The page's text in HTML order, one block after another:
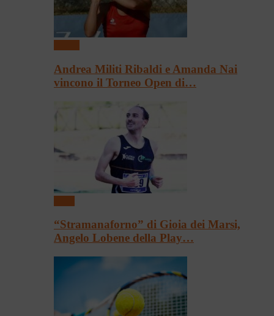
Andrea Militi Ribaldi e Amanda Nai
vincono il Torneo Open di…
“Stramanaforno” di Gioia dei Marsi,
Angelo Lobene della Play…